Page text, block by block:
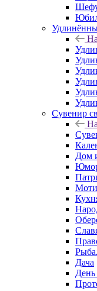
Сувенир
Дом
Дача